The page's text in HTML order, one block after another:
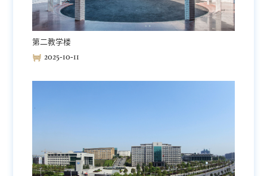
第二教学楼
2025-10-11